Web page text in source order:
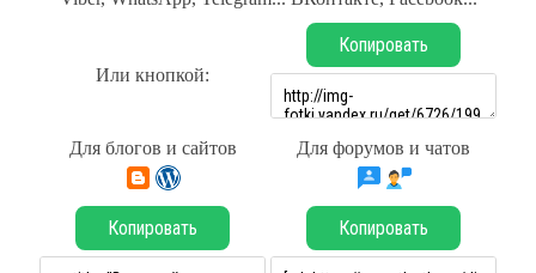
Или кнопкой:
Копировать
Для блогов и сайтов Для форумов и чатов
Копировать Копировать